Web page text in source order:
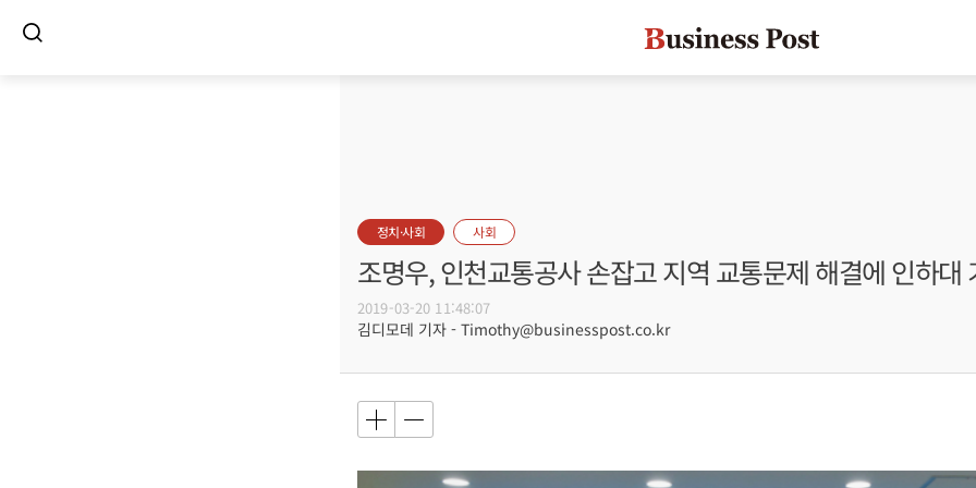
정치·사회 사회
조명우, 인천교통공사 손잡고 지역 교통문제 해결에 인하대
2019-03-20 11:48:07
김디모데 기자 - Timothy@businesspost.co.kr